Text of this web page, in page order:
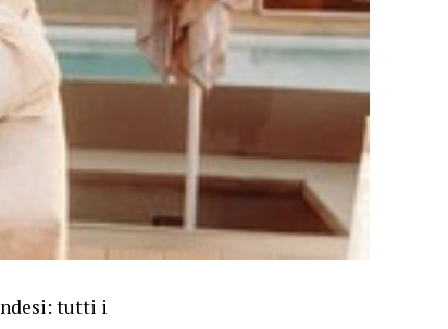
tutti i